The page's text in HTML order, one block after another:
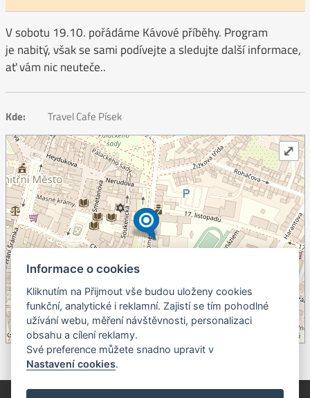
V sobotu 19.10. pořádáme Kávové příběhy. Program
je nabitý, však se sami podívejte a sledujte další informace,
ať vám nic neuteče..
Kde: Travel Cafe Písek
©OpenStreetMapcontributors.
⤢
© Píseckem / Kalendárium (Změna programu vyhrazena!) (Cookies)
Informace o cookies
Kliknutím na Přijmout vše budou uloženy cookies
funkční, analytické i reklamní. Zajistí se tím pohodlné
užívání webu, měření návštěvnosti, personalizaci
obsahu a cílení reklamy.
Své preference můžete snadno upravit v
Nastavení cookies.